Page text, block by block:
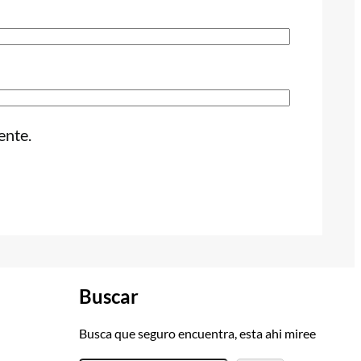
Buscar
Busca que seguro encuentra, esta ahi miree